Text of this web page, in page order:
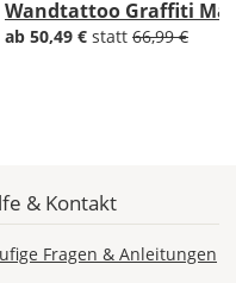
Wandtattoo Graffiti
ab 50,49 € statt 66,99 €
& Kontakt
Fragen & Anleitungen